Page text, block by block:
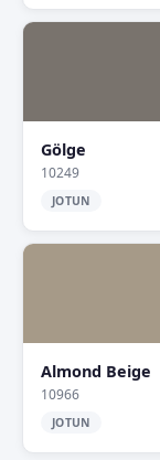
Gölge
10249
JOTUN
Almond Beige
10966
JOTUN